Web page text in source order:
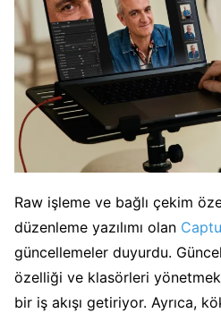
Raw işleme ve bağlı çekim
düzenleme yazılımı olan
güncellemeler duyurdu.
özelliği ve klasörleri
bir iş akışı getiriyor. Ayrıca,